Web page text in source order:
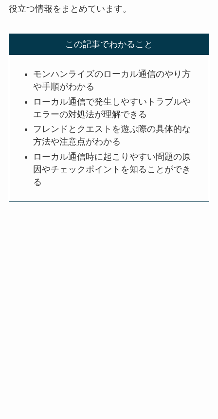
役立つ情報をまとめています。
この記事でわかること
モンハンライズのローカル通信のやり方
や手順がわかる
ローカル通信で発生しやすいトラブルや
エラーの対処法が理解できる
フレンドとクエストを遊ぶ際の具体的な
方法や注意点がわかる
ローカル通信時に起こりやすい問題の原
因やチェックポイントを知ることができ
る